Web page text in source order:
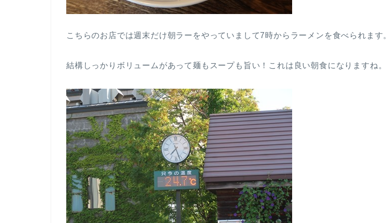
こちらのお店では週末だけ朝ラーをやっていまして7時からラーメンを食べられます。
結構しっかりボリュームがあって麺もスープも旨い！これは良い朝食になりますね。